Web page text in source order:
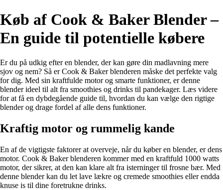
Køb af Cook & Baker Blender –
En guide til potentielle købere
Er du på udkig efter en blender, der kan gøre din madlavning mere
sjov og nem? Så er Cook & Baker blenderen måske det perfekte valg
for dig. Med sin kraftfulde motor og smarte funktioner, er denne
blender ideel til alt fra smoothies og drinks til pandekager. Læs videre
for at få en dybdegående guide til, hvordan du kan vælge den rigtige
blender og drage fordel af alle dens funktioner.
Kraftig motor og rummelig kande
En af de vigtigste faktorer at overveje, når du køber en blender, er dens
motor. Cook & Baker blenderen kommer med en kraftfuld 1000 watts
motor, der sikrer, at den kan klare alt fra isterninger til frosne bær. Med
denne blender kan du let lave lækre og cremede smoothies eller endda
knuse is til dine foretrukne drinks.